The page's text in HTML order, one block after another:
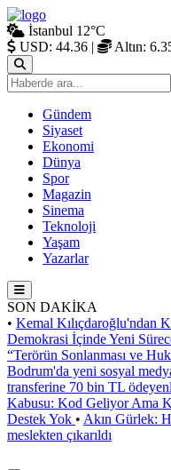
İstanbul 12°C
USD: 44.36 | Altın:
Gündem
Siyaset
Ekonomi
Dünya
Spor
Magazin
Sinema
Teknoloji
Yaşam
Yazarlar
SON DAKİKA
• Kemal Kılıçdaroğlu'ndan
Demokrasi İçinde Yeni
“Terörün Sonlanması ve
Bodrum'da yeni sosyal
transferine 70 bin TL
Kabusu: Kod Geliyor Ama
Destek Yok • Akın Gürlek:
meslekten çıkarıldı